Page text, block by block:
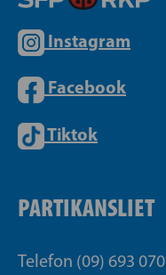
Instagram
Facebook
Tiktok
PARTIKANSLIET
Telefon (09) 693 070